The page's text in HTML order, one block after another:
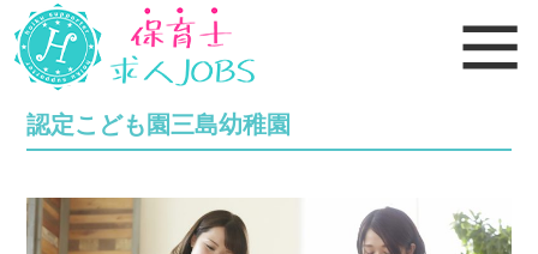
認定こども園三島幼稚園